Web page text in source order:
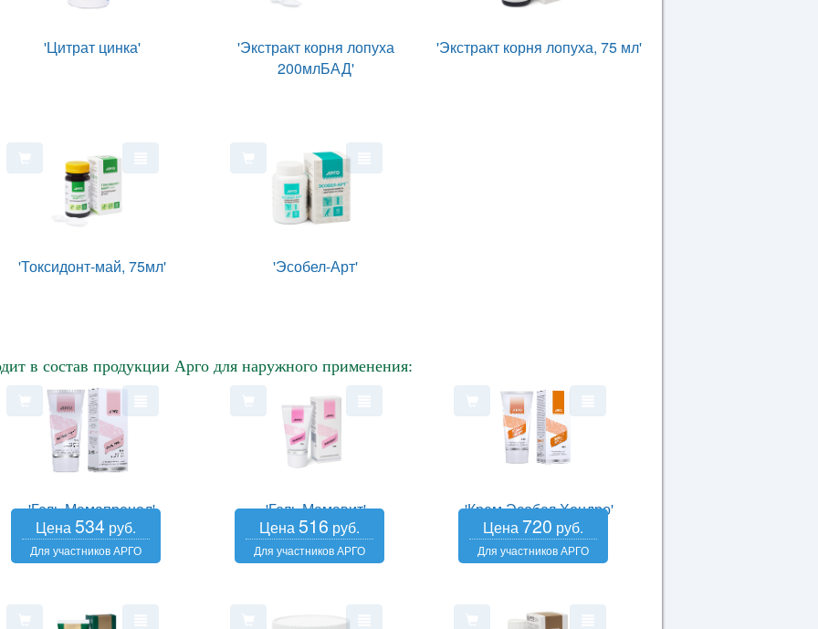
'Цитрат цинка'
'Экстракт корня лопуха
200млБАД'
'Экстракт корня лопуха, 75 мл'
'Токсидонт-май, 75мл' 'Эсобел-Арт'
в состав продукции Арго для наружного применения:
'Гель Мамапренол'
534
'Гель Мамавит'
516
'Крем Эсобел Хондро'
720